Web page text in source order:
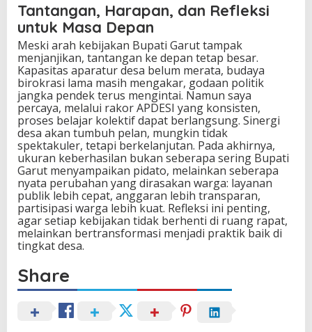
Tantangan, Harapan, dan Refleksi
untuk Masa Depan
Meski arah kebijakan Bupati Garut tampak
menjanjikan, tantangan ke depan tetap besar.
Kapasitas aparatur desa belum merata, budaya
birokrasi lama masih mengakar, godaan politik
jangka pendek terus mengintai. Namun saya
percaya, melalui rakor APDESI yang konsisten,
proses belajar kolektif dapat berlangsung. Sinergi
desa akan tumbuh pelan, mungkin tidak
spektakuler, tetapi berkelanjutan. Pada akhirnya,
ukuran keberhasilan bukan seberapa sering Bupati
Garut menyampaikan pidato, melainkan seberapa
nyata perubahan yang dirasakan warga: layanan
publik lebih cepat, anggaran lebih transparan,
partisipasi warga lebih kuat. Refleksi ini penting,
agar setiap kebijakan tidak berhenti di ruang rapat,
melainkan bertransformasi menjadi praktik baik di
tingkat desa.
Share